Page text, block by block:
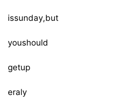
issunday,but
youshould
getup
eraly